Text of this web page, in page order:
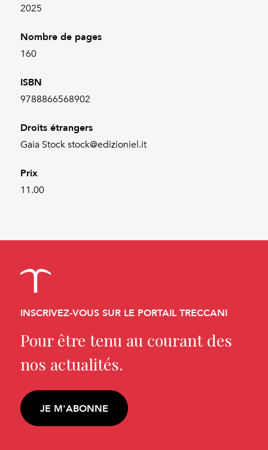
2025
Nombre de pages
160
ISBN
9788866568902
Droits étrangers
Gaia Stock stock@edizioniel.it
Prix
11.00
INSCRIVEZ-VOUS SUR LE PORTAIL TRECCANI
Pour être tenu au courant des
nos actualités.
JE M'ABONNE